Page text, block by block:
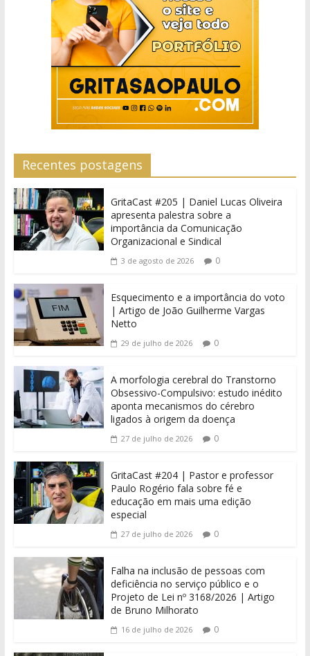
Recentes postagens
GritaCast #205 | Daniel Lucas Oliveira
apresenta palestra sobre a
importância da Comunicação
Organizacional e Sindical
3 de agosto de 2026 0
Esquecimento e a importância do voto
| Artigo de João Guilherme Vargas
Netto
29 de julho de 2026 0
A morfologia cerebral do Transtorno
Obsessivo-Compulsivo: estudo inédito
aponta mecanismos do cérebro
ligados à origem da doença
27 de julho de 2026 0
GritaCast #204 | Pastor e professor
Paulo Rogério fala sobre fé e
educação em mais uma edição
especial
27 de julho de 2026 0
Falha na inclusão de pessoas com
deficiência no serviço público e o
Projeto de Lei nº 3168/2026 | Artigo
de Bruno Milhorato
16 de julho de 2026 0